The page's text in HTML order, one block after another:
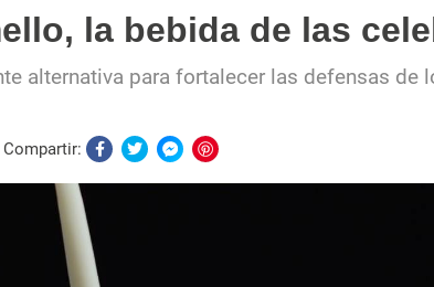
la bebida de las
alternativa para fortalecer las defensas de
Compartir: